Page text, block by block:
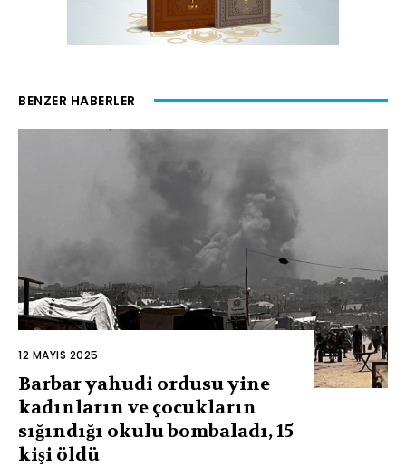
BENZER HABERLER
12 MAYIS 2025
Barbar yahudi ordusu yine
kadınların ve çocukların
sığındığı okulu bombaladı, 15
kişi öldü